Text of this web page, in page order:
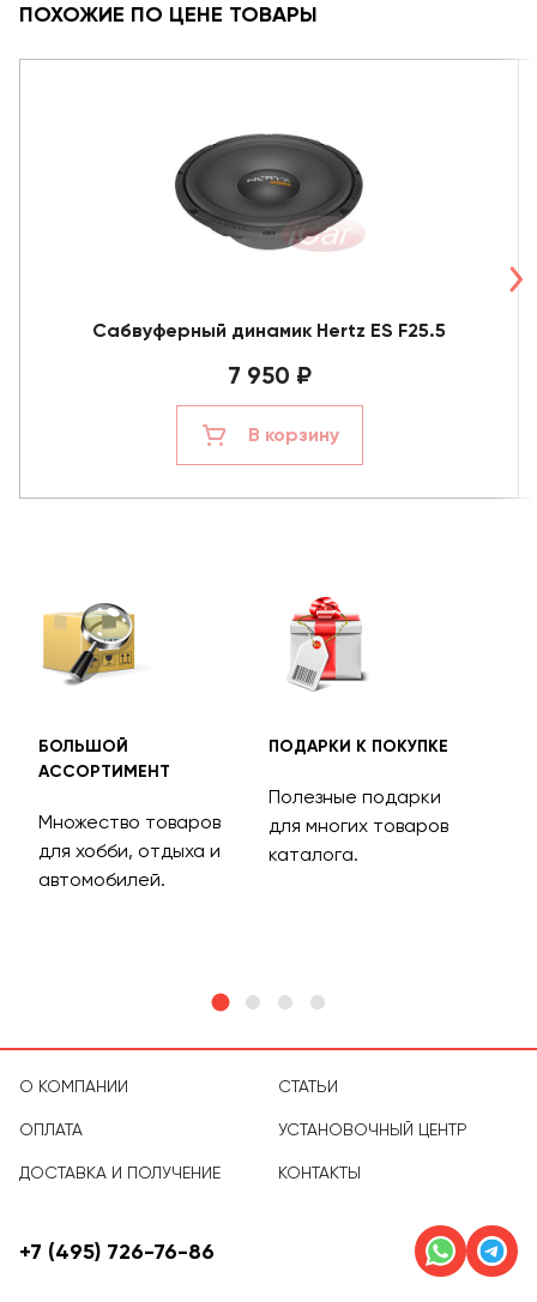
ПОХОЖИЕ ПО ЦЕНЕ ТОВАРЫ
Сабвуферный динамик Hertz ES F25.5
7 950 ₽
В корзину
БОЛЬШОЙ
АССОРТИМЕНТ
Множество товаров
для хобби, отдыха и
автомобилей.
ПОДАРКИ К ПОКУПКЕ
Полезные подарки
для многих товаров
каталога.
О КОМПАНИИ
ОПЛАТА
ДОСТАВКА И ПОЛУЧЕНИЕ
СТАТЬИ
УСТАНОВОЧНЫЙ ЦЕНТР
КОНТАКТЫ
+7 (495) 726-76-86